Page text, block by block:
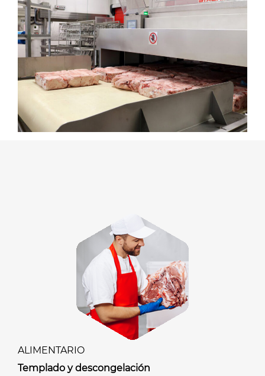
ALIMENTARIO
Templado y descongelación